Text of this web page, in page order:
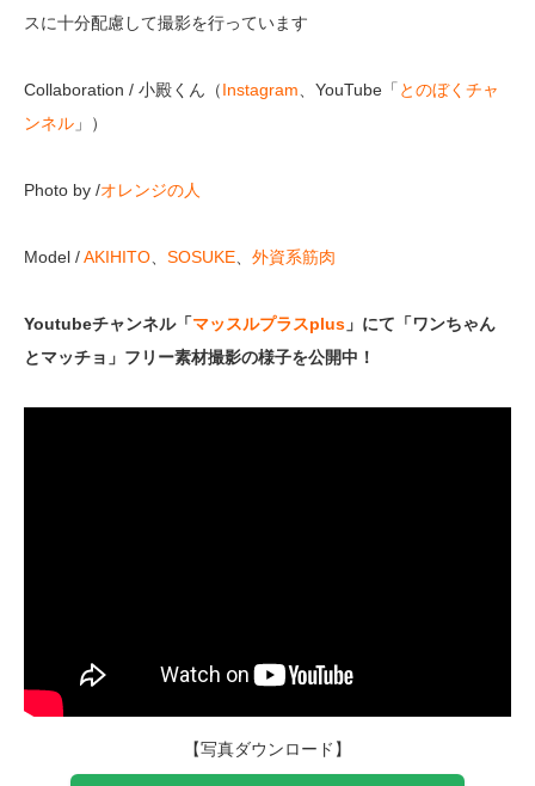
スに十分配慮して撮影を行っています
Collaboration / 小殿くん（Instagram 、YouTube「とのぼくチャ
ンネル 」）
Photo by /オレンジの人
Model /AKIHITO SOSUKE 外資系筋肉
Youtubeチャンネル「マッスルプラスplus 」にて「ワンちゃん
とマッチョ」フリー素材撮影の様子を公開中！
【写真ダウンロード】